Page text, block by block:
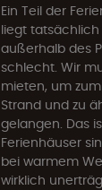
Ein Teil der
liegt
außerhalb des
schlecht. Wir
mieten, um
Strand und zu
gelangen. Das
Ferienhäuser
bei warmem
wirklich